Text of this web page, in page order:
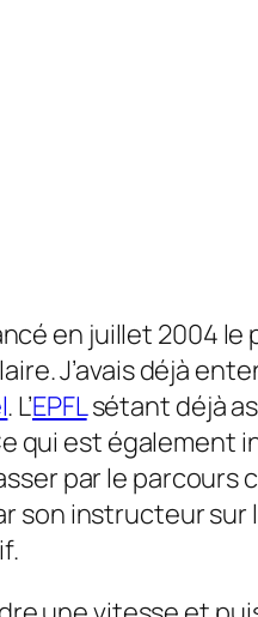
en juillet 2004
J’avais déjà
. L’EPFLsétant déjà
qui est
par le parcours
son instructeur sur